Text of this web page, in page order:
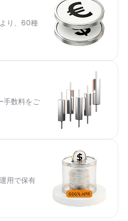
り、60種
手数料をご
用で保有